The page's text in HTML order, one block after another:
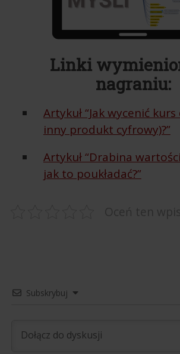
Linki
nagraniu:
Artykuł “Jak wycenić
inny produkt cyfrowy)?”
Artykuł “Drabina
jak to poukładać?”
Oceń ten wpis
Subskrybuj